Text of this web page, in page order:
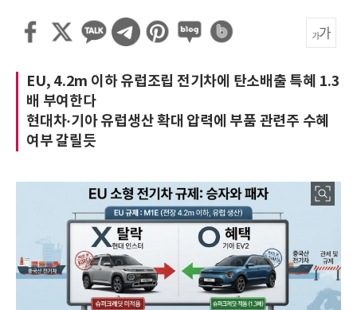
EU, 4.2m 이하 유럽조립 전기차에 탄소배출 특혜 1.3
배 부여한다
현대차·기아 유럽생산 확대 압력에 부품 관련주 수혜
여부 갈릴듯